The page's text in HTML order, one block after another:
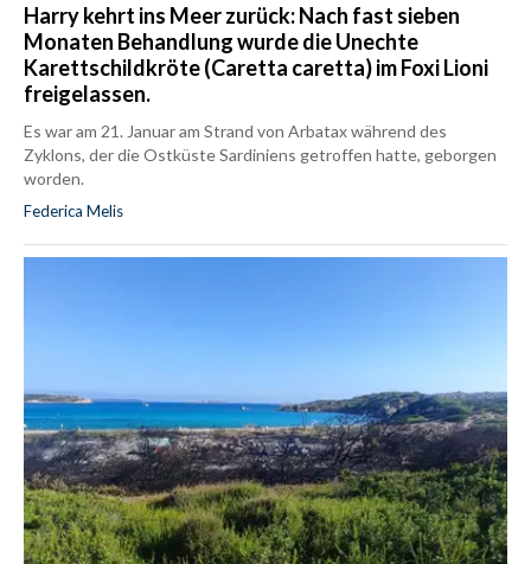
Harry kehrt ins Meer zurück: Nach fast sieben
Monaten Behandlung wurde die Unechte
Karettschildkröte (Caretta caretta) im Foxi Lioni
freigelassen.
Es war am 21. Januar am Strand von Arbatax während des
Zyklons, der die Ostküste Sardiniens getroffen hatte, geborgen
worden.
Federica Melis